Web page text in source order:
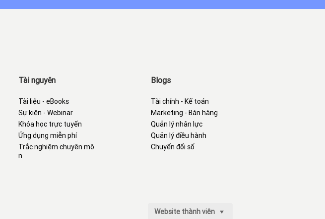
Tài nguyên
Tài liệu - eBooks
Sự kiện - Webinar
Khóa học trực tuyến
Ứng dụng miễn phí
Trắc nghiệm chuyên mô
n
Blogs
Tài chính - Kế toán
Marketing - Bán hàng
Quản lý nhân lực
Quản lý điều hành
Chuyển đổi số
Website thành viên